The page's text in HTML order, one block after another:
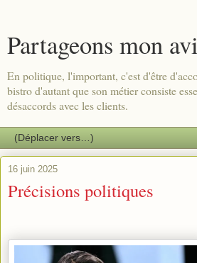
Partageons mon
En politique, l'important, c'est d'être
bistro d'autant que son métier consiste
désaccords avec les clients.
16 juin 2025
Précisions politiques